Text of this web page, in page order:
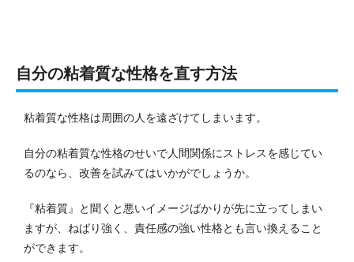
自分の粘着質な性格を直す方法
粘着質な性格は周囲の人を遠ざけてしまいます。
自分の粘着質な性格のせいで人間関係にストレスを感じてい
るのなら、改善を試みてはいかがでしょうか。
『粘着質』と聞くと悪いイメージばかりが先に立ってしまい
ますが、ねばり強く、責任感の強い性格とも言い換えること
ができます。